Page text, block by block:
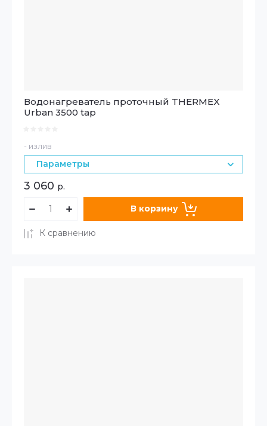
Водонагреватель проточный THERMEX
Urban 3500 tap
- излив
Параметры
3 060 р.
В корзину
К сравнению